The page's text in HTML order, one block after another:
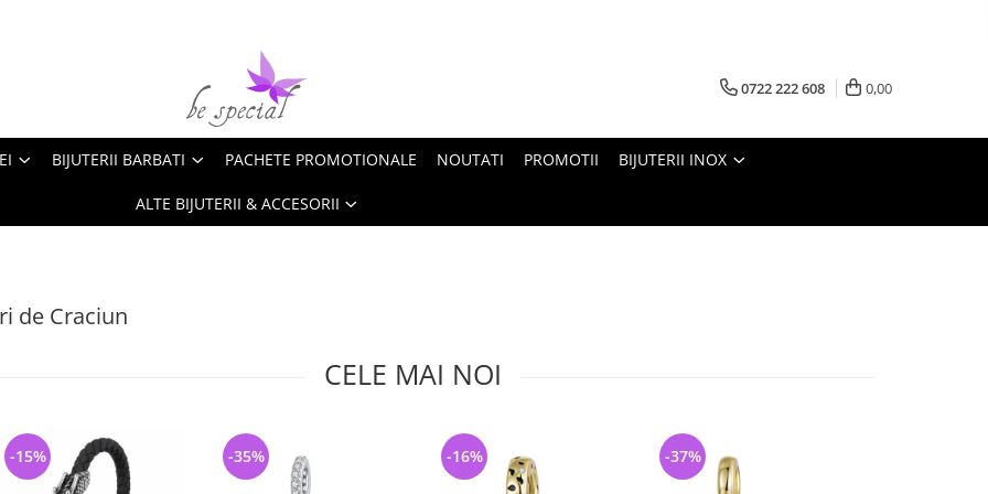
0722 222 608 0,00
BIJUTERII BARBATI PACHETE PROMOTIONALE NOUTATI PROMOTII BIJUTERII INOX
ALTE BIJUTERII & ACCESORII
de Craciun
CELE MAI NOI
-15% -35% -16% -37%